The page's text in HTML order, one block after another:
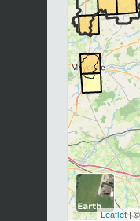
Leaflet| ©